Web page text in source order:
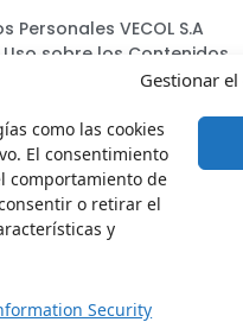
Gestionar
como las cookies
El consentimiento
comportamiento de
o retirar el
y
Security
VECOL S.A
sobre los Contenidos
Vecol.oficial